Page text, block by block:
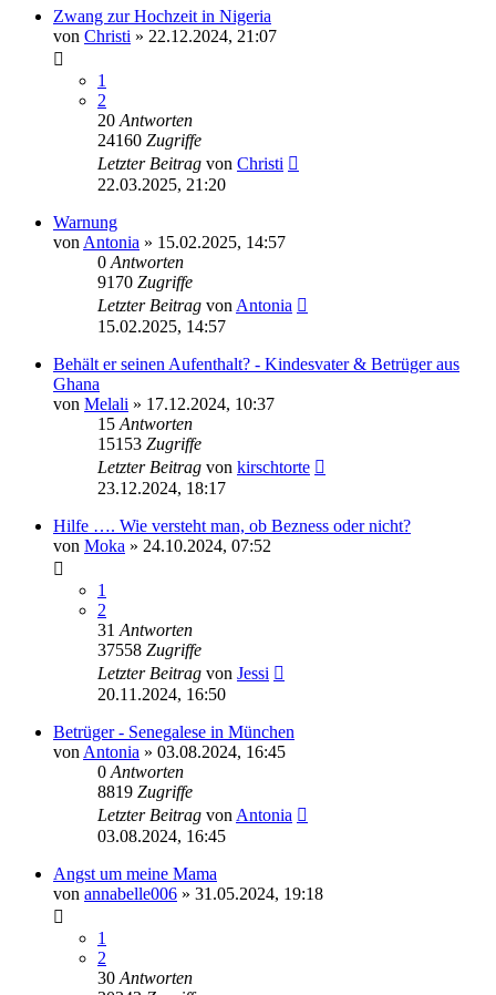
Zwang zur Hochzeit in Nigeria
von Christi » 22.12.2024, 21:07
1
2
20 Antworten
24160 Zugriffe
Letzter Beitrag von Christi
22.03.2025, 21:20
Warnung
von Antonia » 15.02.2025, 14:57
0 Antworten
9170 Zugriffe
Letzter Beitrag von Antonia
15.02.2025, 14:57
Behält er seinen Aufenthalt? - Kindesvater & Betrüger aus
Ghana
von Melali » 17.12.2024, 10:37
15 Antworten
15153 Zugriffe
Letzter Beitrag von kirschtorte
23.12.2024, 18:17
Hilfe …. Wie versteht man, ob Bezness oder nicht?
von Moka » 24.10.2024, 07:52
1
2
31 Antworten
37558 Zugriffe
Letzter Beitrag von Jessi
20.11.2024, 16:50
Betrüger - Senegalese in München
von Antonia » 03.08.2024, 16:45
0 Antworten
8819 Zugriffe
Letzter Beitrag von Antonia
03.08.2024, 16:45
Angst um meine Mama
von annabelle006 » 31.05.2024, 19:18
1
2
30 Antworten